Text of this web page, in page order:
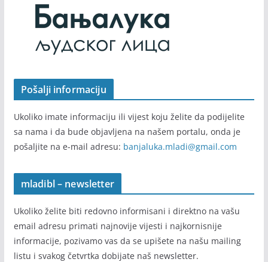
Pošalji informaciju
Ukoliko imate informaciju ili vijest koju želite da podijelite
sa nama i da bude objavljena na našem portalu, onda je
pošaljite na e-mail adresu: banjaluka.mladi@gmail.com
mladibl – newsletter
Ukoliko želite biti redovno informisani i direktno na vašu
email adresu primati najnovije vijesti i najkornisnije
informacije, pozivamo vas da se upišete na našu mailing
listu i svakog četvrtka dobijate naš newsletter.